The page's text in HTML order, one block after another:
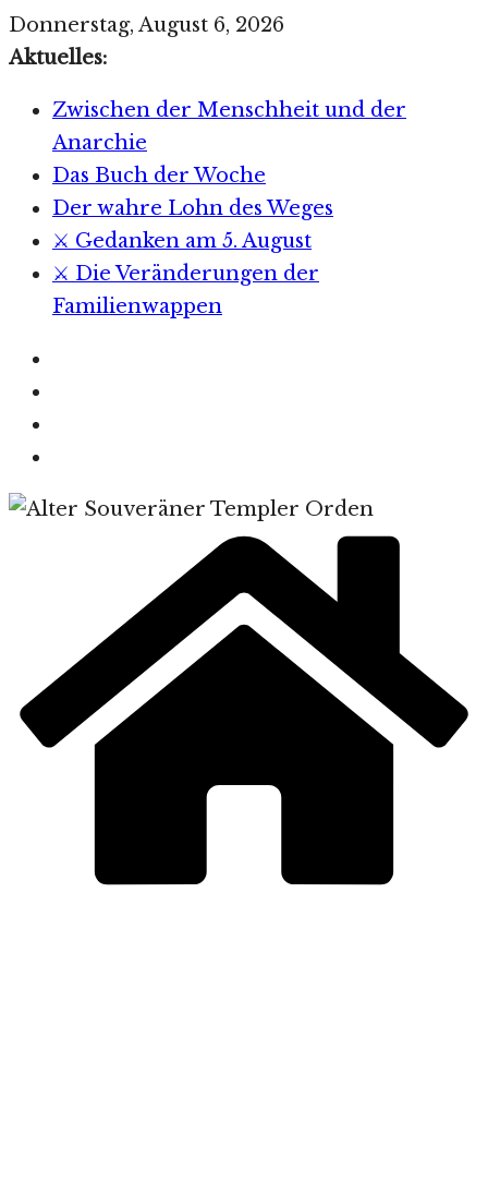
Zum
Inhalt
Donnerstag, August 6, 2026
Aktuelles:
Zwischen der Menschheit und der
Anarchie
Das Buch der Woche
Der wahre Lohn des Weges
⚔️ Gedanken am 5. August
⚔️ Die Veränderungen der
Familienwappen